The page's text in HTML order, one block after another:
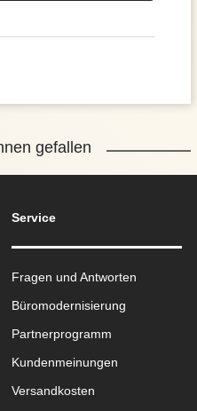
gefallen
Service
Fragen und Antworten
Büromodernisierung
Partnerprogramm
Kundenmeinungen
Versandkosten